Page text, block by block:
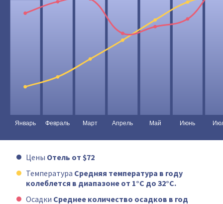
Цены Отель от $72
Температура Средняя температура в году
колеблется в диапазоне от 1°C до 32°C.
Осадки Среднее количество осадков в год